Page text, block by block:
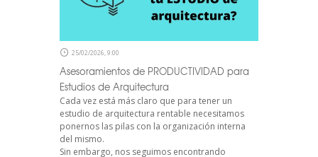
25/02/2026, 9:00
Asesoramientos de PRODUCTIVIDAD para
Estudios de Arquitectura
Cada vez está más claro que para tener un
estudio de arquitectura rentable necesitamos
ponernos las pilas con la organización interna
del mismo.
Sin embargo, nos seguimos encontrando